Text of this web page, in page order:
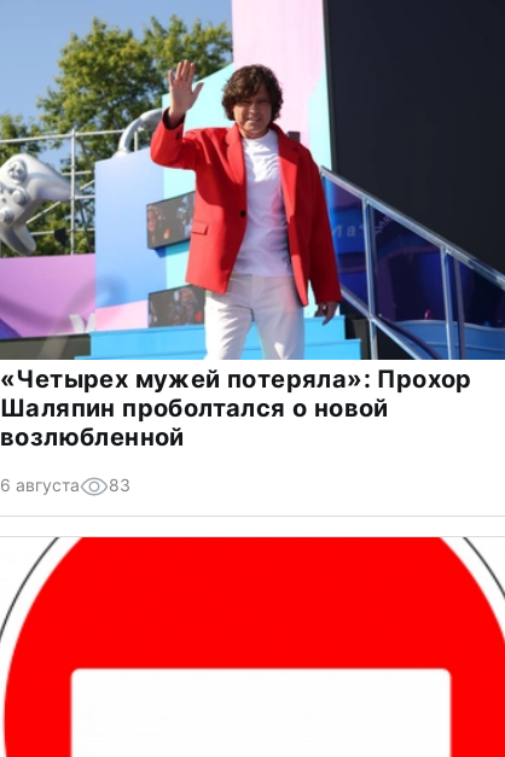
«Четырех мужей потеряла»: Прохор
Шаляпин проболтался о новой
возлюбленной
6 августа 83